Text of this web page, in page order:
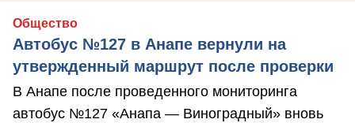
Общество
Автобус №127 в Анапе вернули на
утвержденный маршрут после проверки
В Анапе после проведенного мониторинга
автобус №127 «Анапа — Виноградный» вновь